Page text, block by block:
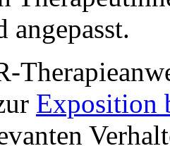
angepasst.
Exposition